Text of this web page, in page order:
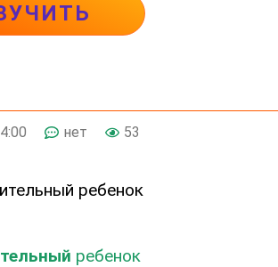
нет 53
ребенок